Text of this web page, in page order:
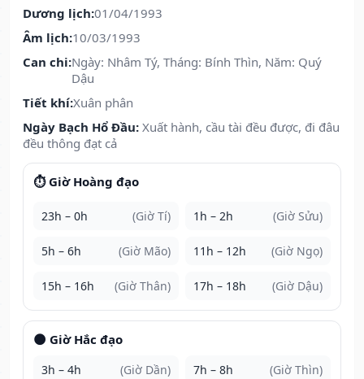
Dương lịch:01/04/1993
Âm lịch:10/03/1993
Can chi:Ngày: Nhâm Tý, Tháng: Bính Thìn, Năm: Quý
Dậu
Tiết khí:Xuân phân
Ngày Bạch Hổ Đầu: Xuất hành, cầu tài đều được, đi đâu
đều thông đạt cả
⏱️ Giờ Hoàng đạo
23h – 0h (Giờ Tí) 1h – 2h (Giờ Sửu)
5h – 6h (Giờ Mão) 11h – 12h (Giờ Ngọ)
15h – 16h (Giờ Thân) 17h – 18h (Giờ Dậu)
🌑 Giờ Hắc đạo
3h – 4h (Giờ Dần) 7h – 8h (Giờ Thìn)